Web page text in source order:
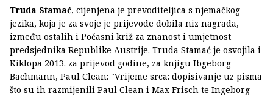
Truda Stamać, cijenjena je prevoditeljica s njemačkog
jezika, koja je za svoje je prijevode dobila niz nagrada,
između ostalih i Počasni križ za znanost i umjetnost
predsjednika Republike Austrije. Truda Stamać je osvojila i
Kiklopa 2013. za prijevod godine, za knjigu Ibgeborg
Bachmann, Paul Clean: "Vrijeme srca: dopisivanje uz pisma
što su ih razmijenili Paul Clean i Max Frisch te Ingeborg